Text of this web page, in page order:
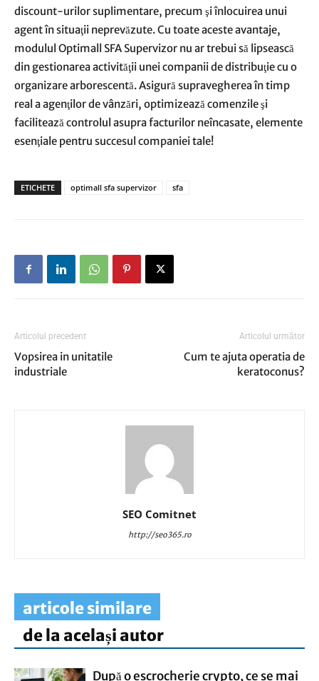
discount-urilor suplimentare, precum şi înlocuirea unui
agent în situaţii neprevăzute. Cu toate aceste avantaje,
modulul Optimall SFA Supervizor nu ar trebui să lipsească
din gestionarea activităţii unei companii de distribuţie cu o
organizare arborescentă. Asigură supravegherea în timp
real a agenţilor de vânzări, optimizează comenzile şi
facilitează controlul asupra facturilor neîncasate, elemente
esenţiale pentru succesul companiei tale!
ETICHETE optimall sfa supervizor sfa
Articolul precedent
Vopsirea in unitatile
industriale
Articolul următor
Cum te ajuta operatia de
keratoconus?
SEO Comitnet
http://seo365.ro
articole similare
de la același autor
După o escrocherie crypto, ce se mai